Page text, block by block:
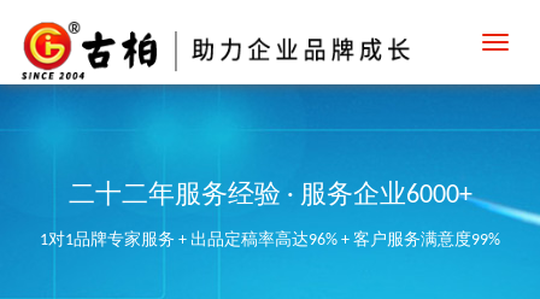
二十二年服务经验 · 服务企业6000+
1对1品牌专家服务 + 出品定稿率高达96% + 客户服务满意度99%